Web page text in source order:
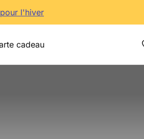
l'hiver
cadeau